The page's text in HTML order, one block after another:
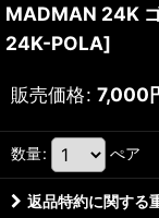
MADMAN 24K
24K-POLA]
販売価格: 7,000
数量: ぺア
返品特約に関する